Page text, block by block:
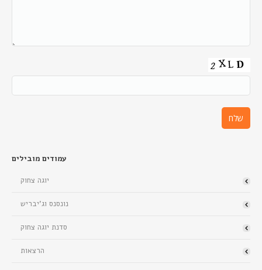
עמודים מובילים
יוגה צחוק
נונסנס וג’יבריש
סדנת יוגה צחוק
הרצאות